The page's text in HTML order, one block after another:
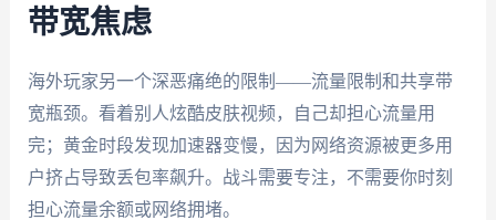
带宽焦虑
海外玩家另一个深恶痛绝的限制——流量限制和共享带
宽瓶颈。看着别人炫酷皮肤视频，自己却担心流量用
完；黄金时段发现加速器变慢，因为网络资源被更多用
户挤占导致丢包率飙升。战斗需要专注，不需要你时刻
担心流量余额或网络拥堵。